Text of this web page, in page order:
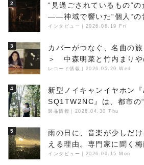
景
2
“見過ごされているもの“の
――神域で響いた“個人“の
丁の『赤城 夜神楽』をレポ
インタビュー 2026.06.19 Fri
3
カバーがつなぐ、名曲の
＞ 中森明菜と竹内まりや
レコード情報 2026.05.20 Wed
4
新型ノイキャンイヤホン
SQ1TW2NC』は、都市の
木”になり得るーシンガー
製品情報 2026.04.30 Thu
5
雨の日に、音楽が少しだけ
える理由。専門家に聞く梅
ンドスケープ
インタビュー 2026.06.15 Mon